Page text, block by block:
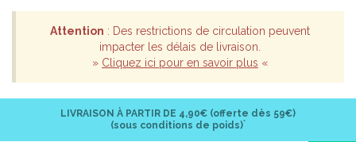
Attention : Des restrictions de circulation peuvent
impacter les délais de livraison.
» Cliquez ici pour en savoir plus «
LIVRAISON À PARTIR DE 4,90€ (offerte dès 59€)
(sous conditions de poids)*